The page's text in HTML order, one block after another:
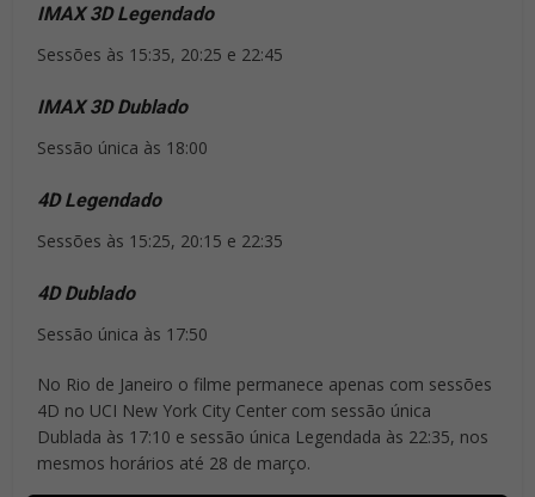
IMAX 3D Legendado
Sessões às 15:35, 20:25 e 22:45
IMAX 3D Dublado
Sessão única às 18:00
4D Legendado
Sessões às 15:25, 20:15 e 22:35
4D Dublado
Sessão única às 17:50
No Rio de Janeiro o filme permanece apenas com sessões
4D no UCI New York City Center com sessão única
Dublada às 17:10 e sessão única Legendada às 22:35, nos
mesmos horários até 28 de março.